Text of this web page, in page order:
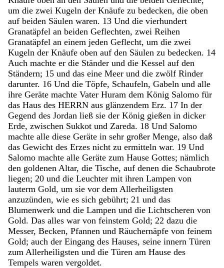
um die zwei Kugeln der Knäufe zu bedecken, die oben
auf beiden Säulen waren. 13 Und die vierhundert
Granatäpfel an beiden Geflechten, zwei Reihen
Granatäpfel an einem jeden Geflecht, um die zwei
Kugeln der Knäufe oben auf den Säulen zu bedecken. 14
Auch machte er die Ständer und die Kessel auf den
Ständern; 15 und das eine Meer und die zwölf Rinder
darunter. 16 Und die Töpfe, Schaufeln, Gabeln und alle
ihre Geräte machte Vater Huram dem König Salomo für
das Haus des HERRN aus glänzendem Erz. 17 In der
Gegend des Jordan ließ sie der König gießen in dicker
Erde, zwischen Sukkot und Zareda. 18 Und Salomo
machte alle diese Geräte in sehr großer Menge, also daß
das Gewicht des Erzes nicht zu ermitteln war. 19 Und
Salomo machte alle Geräte zum Hause Gottes; nämlich
den goldenen Altar, die Tische, auf denen die Schaubrote
liegen; 20 und die Leuchter mit ihren Lampen von
lauterm Gold, um sie vor dem Allerheiligsten
anzuzünden, wie es sich gebührt; 21 und das
Blumenwerk und die Lampen und die Lichtscheren von
Gold. Das alles war von feinstem Gold; 22 dazu die
Messer, Becken, Pfannen und Räuchernäpfe von feinem
Gold; auch der Eingang des Hauses, seine innern Türen
zum Allerheiligsten und die Türen am Hause des
Tempels waren vergoldet.